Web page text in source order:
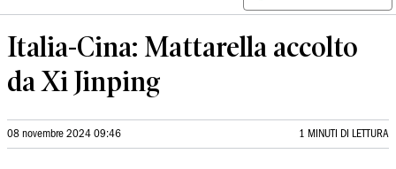
Italia-Cina: Mattarella accolto
da Xi Jinping
08 novembre 2024 09:46 1 MINUTI DI LETTURA